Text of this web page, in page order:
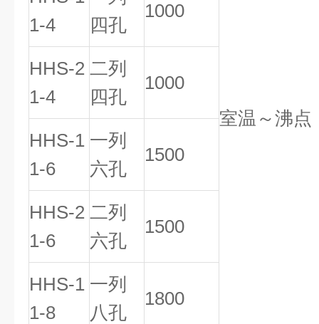
室温～沸点
1-4
四孔
1000
HHS-2
1-4
二列
四孔
1000
HHS-1
1-6
一列
六孔
1500
HHS-2
1-6
二列
六孔
1500
HHS-1
1-8
一列
八孔
1800